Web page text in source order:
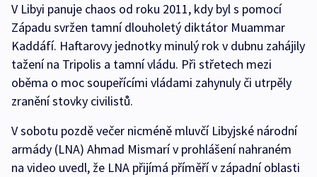
V Libyi panuje chaos od roku 2011, kdy byl s pomocí
Západu svržen tamní dlouholetý diktátor Muammar
Kaddáfí. Haftarovy jednotky minulý rok v dubnu zahájily
tažení na Tripolis a tamní vládu. Při střetech mezi
oběma o moc soupeřícími vládami zahynuly či utrpěly
zranění stovky civilistů.
V sobotu pozdě večer nicméně mluvčí Libyjské národní
armády (LNA) Ahmad Mismarí v prohlášení nahraném
na video uvedl, že LNA přijímá příměří v západní oblasti